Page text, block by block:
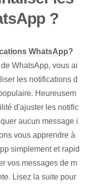
?
WhatsApp?
WhatsApp, vous ai
les notifications d
Heureusem
d'ajuster les notific
aucun message i
vous apprendre à
simplement et rapid
vos messages de m
Lisez la suite pour